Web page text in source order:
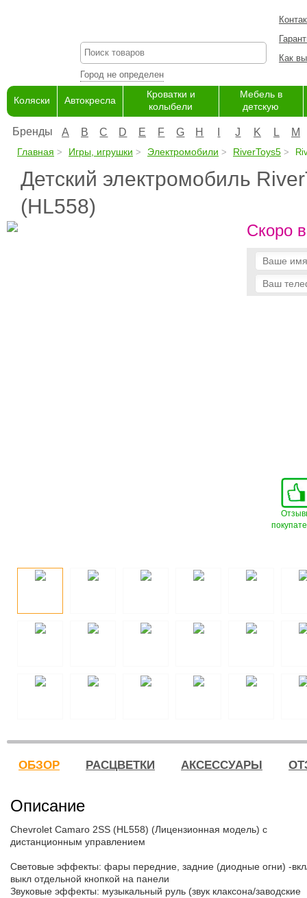
Город не определен
Как
Коляски Автокресла
Кроватки и
колыбели
Мебель в
детскую
Бренды A B C D E F G H J K L M
Главная Игры, игрушки Электромобили RiverToys5
Детский электромобиль
(HL558)
Скоро
ОБЗОР РАСЦВЕТКИ АКСЕССУАРЫ
Описание
Chevrolet Camaro 2SS (HL558) (Лицензионная модель) с
дистанционным управлением
Световые эффекты: фары передние, задние (диодные огни) -
выкл отдельной кнопкой на панели
Звуковые эффекты: музыкальный руль (звук клаксона/заводские